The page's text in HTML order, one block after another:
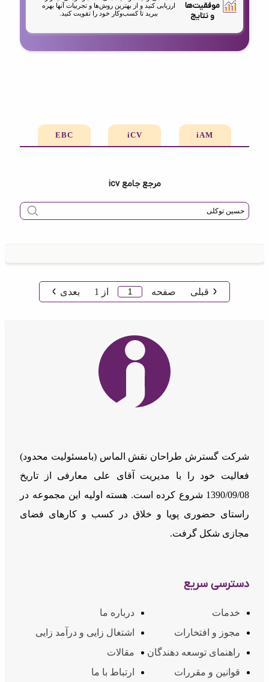
موفقیت‌ها
و نتایج
ارزیابی کنید و از بهترین روش‌ها و تجربیات آنها بهره
ببرید تا کسب‌وکار خود را تقویت کنید.
iAM
iCV
EBC
مرجع جامع icv
قبلی صفحه از 1 بعدی
شرکت گسترش طراحان نقش الماس (بامسئوليت محدود)
فعالیت خود را با مدیریت آقای علی معارفی از تاریخ
1390/09/08 شروع کرده است. هسته اولیه این مجموعه در
راستای حضوری پویا و خلاق در کسب و کارهای فضای
مجازی شکل گرفت.
دسترسی سریع
خدمات
درباره ما
مجوز و افتخارات
اشتغال زایی و درآمد زایی
راهنمای توسعه دهندگان
مقالات
قوانین و مقررات
ارتباط با ما